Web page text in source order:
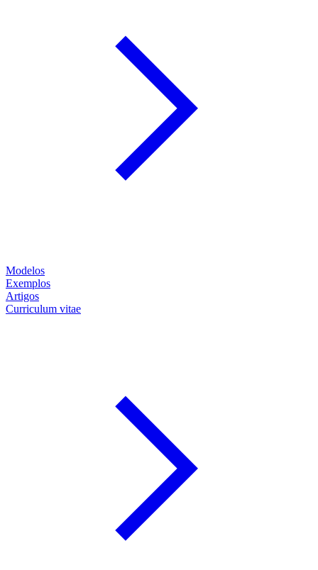
Modelos
Exemplos
Artigos
Curriculum vitae